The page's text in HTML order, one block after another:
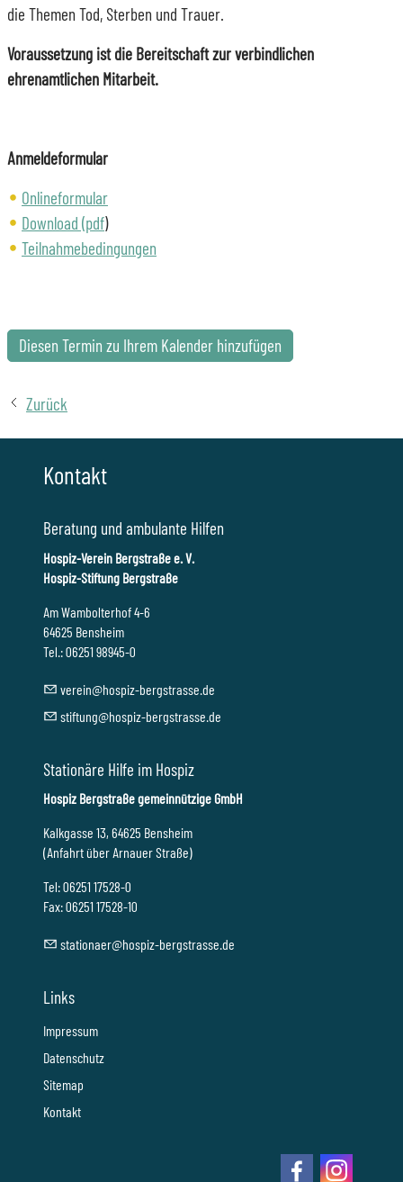
die Themen Tod, Sterben und Trauer.
Voraussetzung ist die Bereitschaft zur verbindlichen
ehrenamtlichen Mitarbeit.
Anmeldeformular
Onlineformular
Download (pdf)
Teilnahmebedingungen
Diesen Termin zu Ihrem Kalender hinzufügen
Zurück
Kontakt
Beratung und ambulante Hilfen
Hospiz-Verein Bergstraße e. V.
Hospiz-Stiftung Bergstraße
Am Wambolterhof 4-6
64625 Bensheim
Tel.: 06251 98945-0
v r n h sp z-b rgstr ss d
stft ng h sp z-b rgstr ss d
Stationäre Hilfe im Hospiz
Hospiz Bergstraße gemeinnützige GmbH
Kalkgasse 13, 64625 Bensheim
(Anfahrt über Arnauer Straße)
Tel: 06251 17528-0
Fax: 06251 17528-10
st t n r h sp z-b rgstr ss d
Links
Impressum
Datenschutz
Sitemap
Kontakt